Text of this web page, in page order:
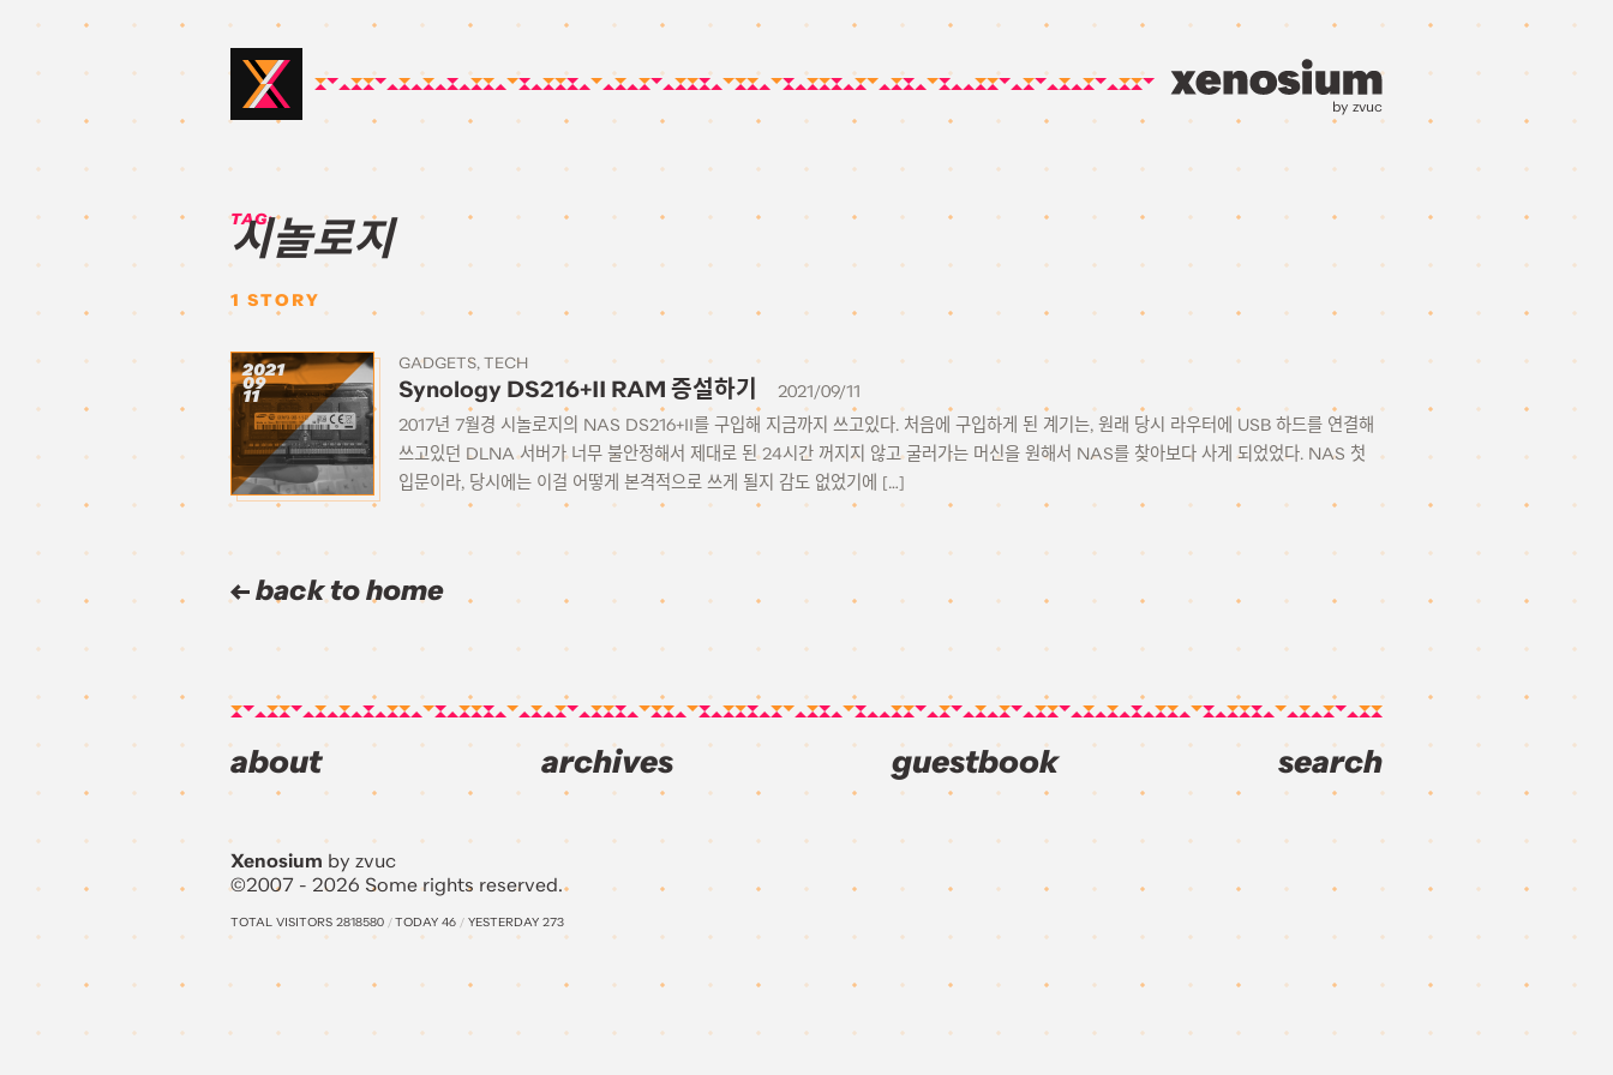
by zvuc
TAG:
시놀로지
1 STORY
2021
09
11
GADGETS TECH
Synology DS216+II RAM 증설하기
2021/09/11
2017년 7월경 시놀로지의 NAS DS216+II를 구입해 지금까지 쓰고있다. 처음에 구입하게 된 계기는, 원래 당시 라우터에 USB 하드를 연결해
쓰고있던 DLNA 서버가 너무 불안정해서 제대로 된 24시간 꺼지지 않고 굴러가는 머신을 원해서 NAS를 찾아보다 사게 되었었다. NAS 첫
입문이라, 당시에는 이걸 어떻게 본격적으로 쓰게 될지 감도 없었기에 […]
back to home
about archives guestbook search
Xenosium by zvuc
©2007 - 2026 Some rights reserved.
TOTAL VISITORS 2818580 /TODAY 46 / YESTERDAY 273